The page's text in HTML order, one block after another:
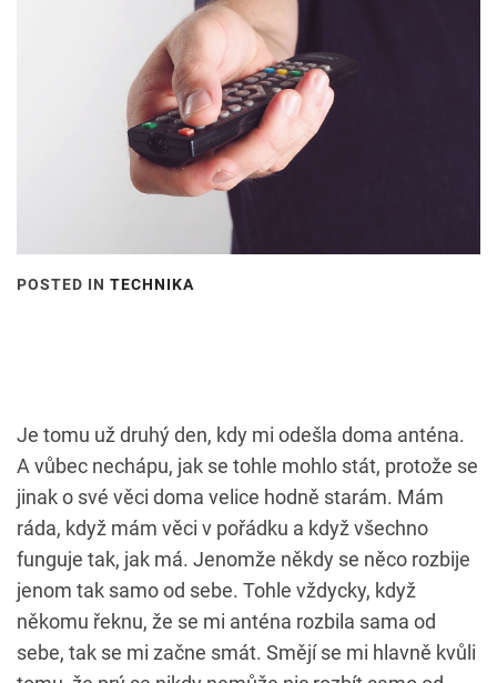
POSTED IN TECHNIKA
Je tomu už druhý den, kdy mi odešla doma anténa.
A vůbec nechápu, jak se tohle mohlo stát, protože se
jinak o své věci doma velice hodně starám. Mám
ráda, když mám věci v pořádku a když všechno
funguje tak, jak má. Jenomže někdy se něco rozbije
jenom tak samo od sebe. Tohle vždycky, když
někomu řeknu, že se mi anténa rozbila sama od
sebe, tak se mi začne smát. Smějí se mi hlavně kvůli